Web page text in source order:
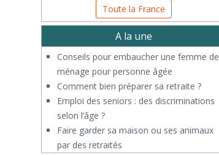
Toute la France
A la une
Conseils pour embaucher une femme de
ménage pour personne âgée
Comment bien préparer sa retraite ?
Emploi des seniors : des discriminations
selon l’âge ?
Faire garder sa maison ou ses animaux
par des retraités